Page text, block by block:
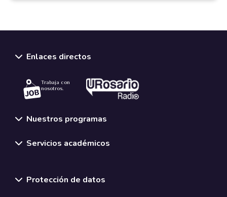
Enlaces directos
Trabaja con
nosotros.
Nuestros programas
Servicios académicos
Protección de datos